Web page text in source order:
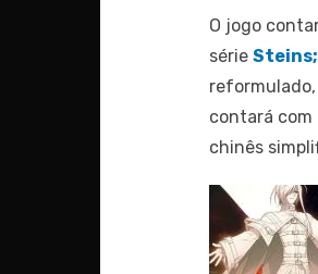
O jogo
série
contará com
chinês